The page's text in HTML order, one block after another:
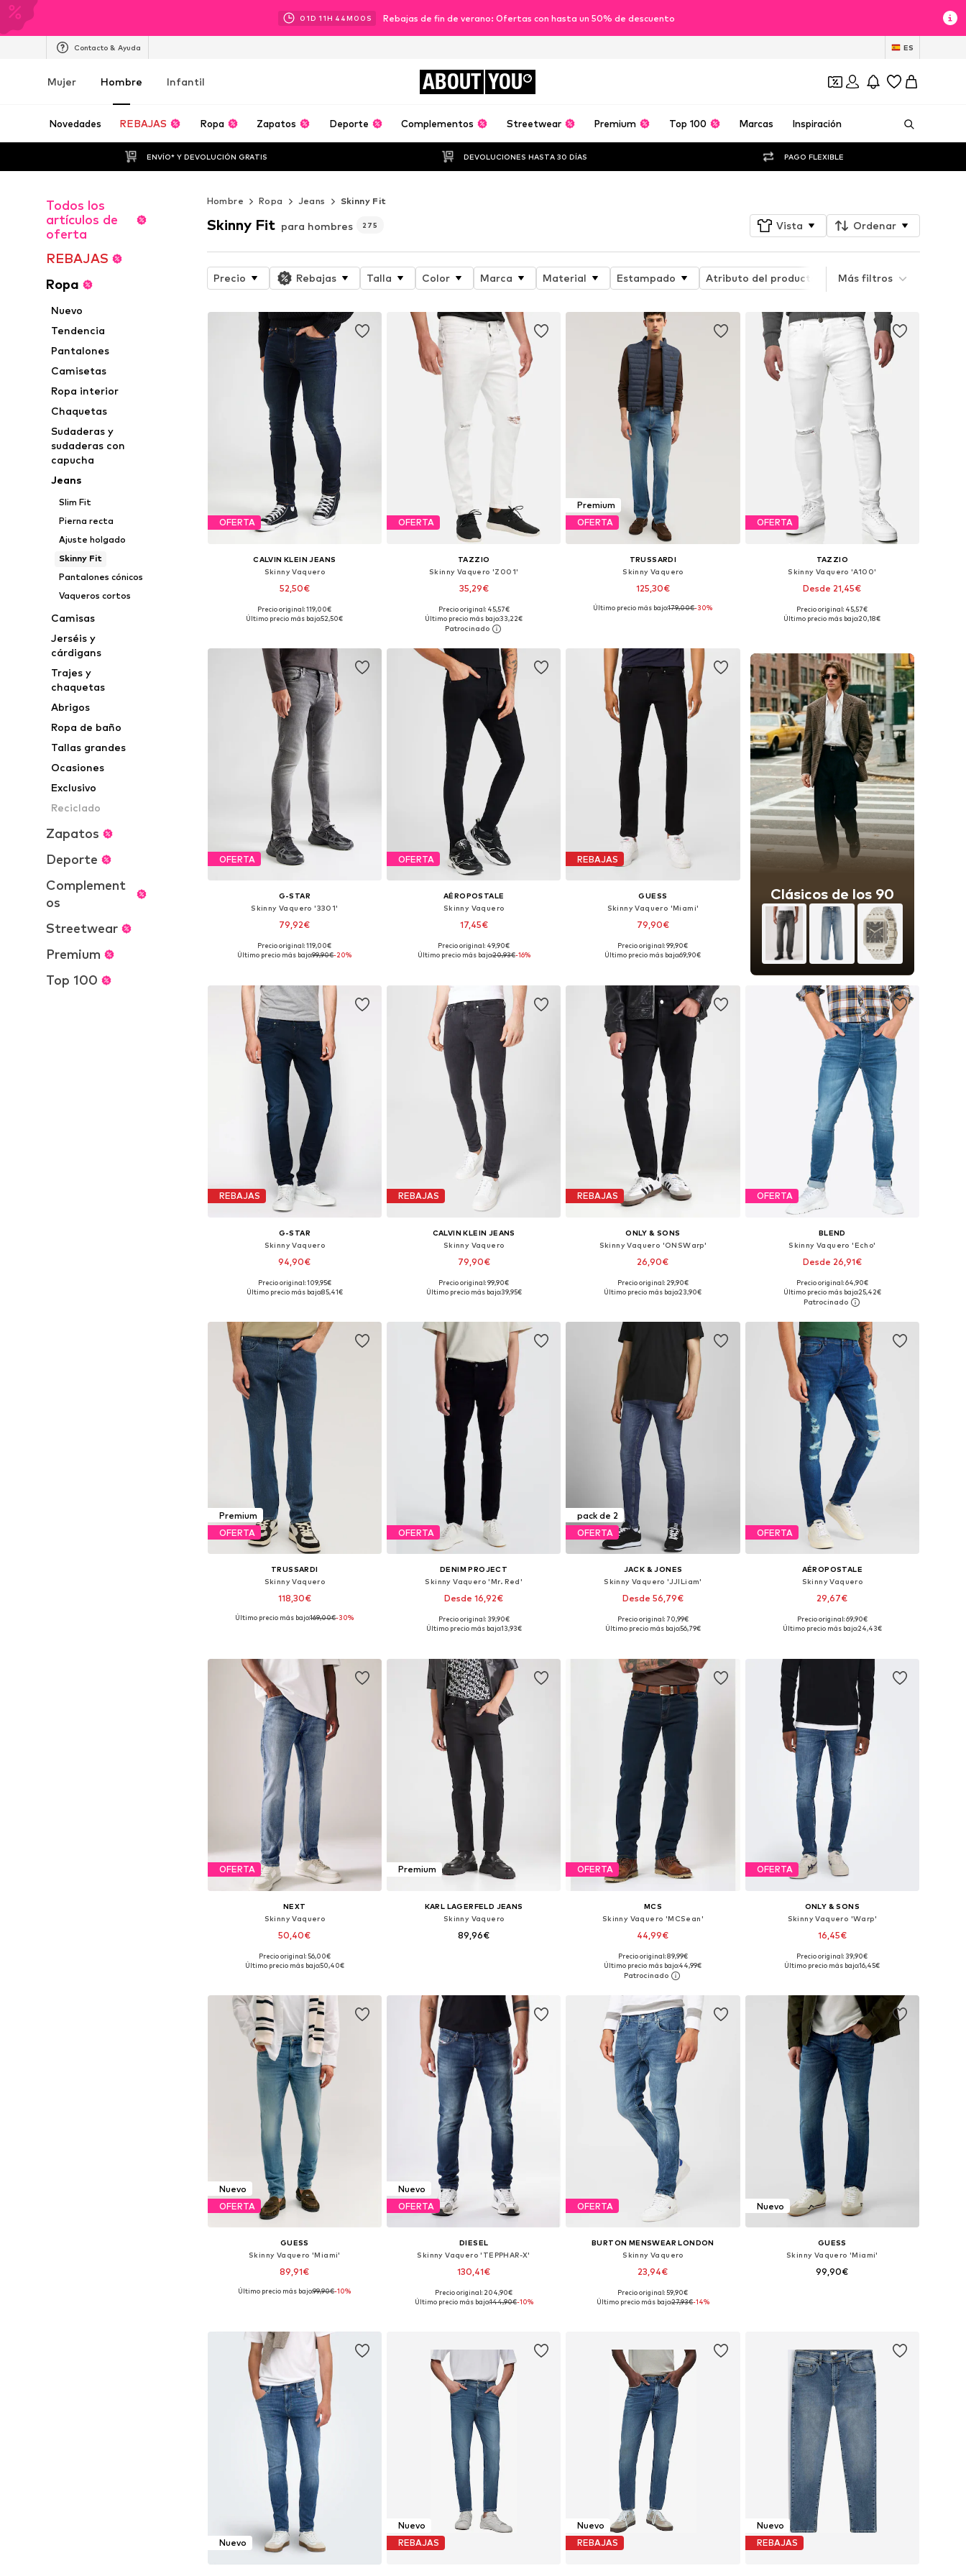
01D 11H 43M 58S Rebajas de fin de verano: Ofertas con hasta un 50% de descuento
Contacto & Ayuda ES
Mujer Hombre Infantil ABOUT YOU
Novedades REBAJAS Ropa Zapatos Deporte Complementos Streetwear Premium Top 100 Marcas Inspiración
ENVÍO* Y DEVOLUCIÓN GRATIS DEVOLUCIONES HASTA 30 DÍAS PAGO FLEXIBLE
Todos los
artículos de
oferta
REBAJAS
Ropa
Nuevo
Tendencia
Pantalones
Camisetas
Ropa interior
Chaquetas
Sudaderas y
sudaderas con
capucha
Jeans
Slim Fit
Pierna recta
Ajuste holgado
Skinny Fit
Pantalones cónicos
Vaqueros cortos
Camisas
Jerséis y
cárdigans
Trajes y
chaquetas
Abrigos
Ropa de baño
Tallas grandes
Ocasiones
Exclusivo
Reciclado
Zapatos
Deporte
Complement
os
Streetwear
Premium
Top 100
Hombre Ropa Jeans Skinny Fit
Skinny Fit para hombres 275 Vista Ordenar
Precio Rebajas Talla Color Marca Material Estampado Atributo del producto Style Ajuste
Más filtros
OFERTA
CALVIN KLEIN JEANS
Skinny Vaquero
52,50€
Disponible en muchas tallas
Precio original: 119,00€
Último precio más bajo:52,50€
OFERTA
TAZZIO
Skinny Vaquero 'Z001'
35,29€
Disponible en muchas tallas
Añadir a la cesta
Precio original: 45,57€
Último precio más bajo:33,22€
Premium
OFERTA
TRUSSARDI
Skinny Vaquero
125,30€
Disponible en muchas tallas
Último precio más bajo:179,00€-30%
OFERTA
TAZZIO
Skinny Vaquero 'A100'
Desde 21,45€
Disponible en muchas tallas
Precio original: 45,57€
Último precio más bajo:20,18€
OFERTA
G-STAR
Skinny Vaquero '3301'
79,92€
Disponible en muchas tallas
Precio original: 119,00€
Último precio más bajo:99,90€-20%
OFERTA
AÉROPOSTALE
Skinny Vaquero
17,45€
Precio original: 49,90€
Último precio más bajo:20,93€-16%
REBAJAS
GUESS
Skinny Vaquero 'Miami'
79,90€
Precio original: 99,90€
Último precio más bajo:69,90€
Clásicos de los 90
REBAJAS
G-STAR
Skinny Vaquero
94,90€
+3
Disponible en muchas tallas
Precio original: 109,95€
Último precio más bajo:85,41€
REBAJAS
CALVIN KLEIN JEANS
Skinny Vaquero
79,90€
Disponible en muchas tallas
Precio original: 99,90€
Último precio más bajo:39,95€
REBAJAS
ONLY & SONS
Skinny Vaquero 'ONSWarp'
26,90€
Disponible en muchas tallas
Precio original: 29,90€
Último precio más bajo:23,90€
OFERTA
BLEND
Skinny Vaquero 'Echo'
Desde 26,91€
Disponible en muchas tallas
Añadir a la cesta
Precio original: 64,90€
Último precio más bajo:25,42€
Premium
OFERTA
TRUSSARDI
Skinny Vaquero
118,30€
Disponible en muchas tallas
Último precio más bajo:169,00€-30%
OFERTA
DENIM PROJECT
Skinny Vaquero 'Mr. Red'
Desde 16,92€
+5
Disponible en muchas tallas
Precio original: 39,90€
Último precio más bajo:13,93€
pack de 2
OFERTA
JACK & JONES
Skinny Vaquero 'JJILiam'
Desde 56,79€
Disponible en muchas tallas
Precio original: 70,99€
Último precio más bajo:56,79€
OFERTA
AÉROPOSTALE
Skinny Vaquero
29,67€
Tallas disponibles: 30 x regular
Precio original: 69,90€
Último precio más bajo:24,43€
OFERTA
NEXT
Skinny Vaquero
50,40€
Disponible en muchas tallas
Precio original: 56,00€
Último precio más bajo:50,40€
Premium
KARL LAGERFELD JEANS
Skinny Vaquero
89,96€
OFERTA
MCS
Skinny Vaquero 'MCSean'
44,99€
Disponible en muchas tallas
Añadir a la cesta
Precio original: 89,99€
Último precio más bajo:44,99€
OFERTA
ONLY & SONS
Skinny Vaquero 'Warp'
16,45€
Disponible en muchas tallas
Precio original: 39,90€
Último precio más bajo:16,45€
Nuevo
OFERTA
GUESS
Skinny Vaquero 'Miami'
89,91€
Disponible en muchas tallas
Último precio más bajo:99,90€-10%
Nuevo
OFERTA
DIESEL
Skinny Vaquero 'TEPPHAR-X'
130,41€
+2
Disponible en muchas tallas
Precio original: 204,90€
Último precio más bajo:144,90€-10%
OFERTA
BURTON MENSWEAR LONDON
Skinny Vaquero
23,94€
Tallas disponibles: 30 x regular
Precio original: 59,90€
Último precio más bajo:27,93€-14%
Nuevo
GUESS
Skinny Vaquero 'Miami'
99,90€
Nuevo
Nuevo
REBAJAS
Nuevo
REBAJAS
Nuevo
REBAJAS